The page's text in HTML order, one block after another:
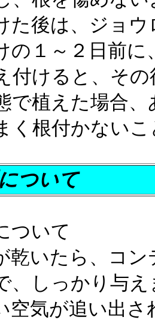
た後は、ジョ
の１～２日前
付けると、そ
で植えた場合
く根付かない
ついて
ついて
いたら、コン
、しっかり与
空気が追い出